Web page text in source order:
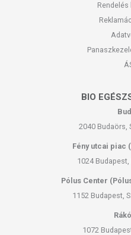
BIO
2040 Budaörs,
Fény utcai piac
1024
Pólus Center
1152 Budapest,
1072